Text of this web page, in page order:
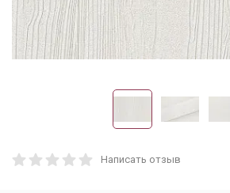
Написать отзыв